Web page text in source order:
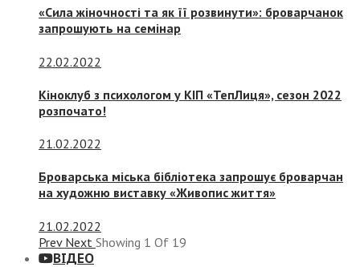
«Сила жіночності та як її розвинути»: броварчанок
запрошують на семінар
22.02.2022
Кіноклуб з психологом у КІП «ТепЛиця», сезон 2022
розпочато!
21.02.2022
Броварська міська бібліотека запрошує броварчан
на художню виставку «Живопис життя»
21.02.2022
Prev Next Showing 1 Of 19
ВІДЕО